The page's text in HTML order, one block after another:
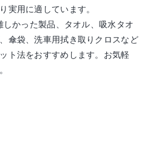
実用に適しています。
かった製品、タオル、吸水タオ
傘袋、洗車用拭き取りクロスなど
ト法をおすすめします。お気軽